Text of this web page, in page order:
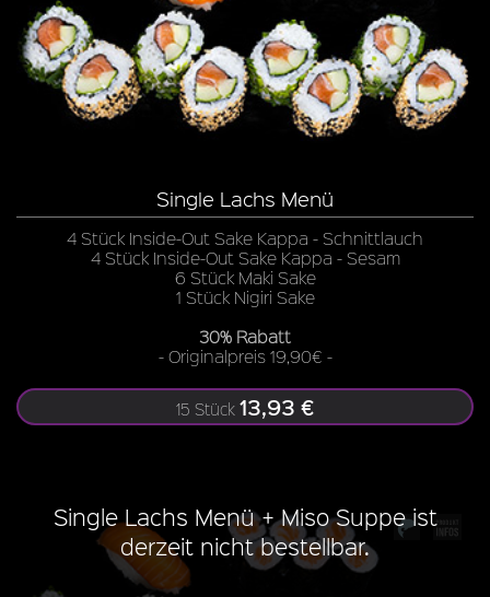
Single Lachs Menü
4 Stück Inside-Out Sake Kappa - Schnittlauch
4 Stück Inside-Out Sake Kappa - Sesam
6 Stück Maki Sake
1 Stück Nigiri Sake
30% Rabatt
- Originalpreis 19,90€ -
15 Stück 13,93 €
Single Lachs Menü + Miso Suppe ist
derzeit nicht bestellbar.